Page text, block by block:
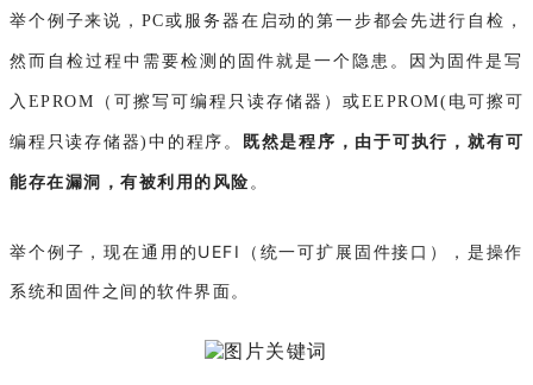
举个例子来说，PC或服务器在启动的第一步都会先进行自检，
然而自检过程中需要检测的固件就是一个隐患。因为固件是写
入EPROM（可擦写可编程只读存储器）或EEPROM(电可擦可
编程只读存储器)中的程序。 既然是程序，由于可执行，就有可
能存在漏洞，有被利用的风险 。
举个例子，现在通用的UEFI（统一可扩展固件接口），是操作
系统和固件之间的软件界面。